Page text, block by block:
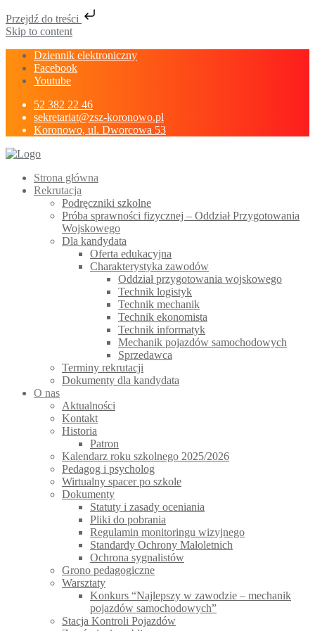
Przejdź do treści
Skip to content
Dziennik elektroniczny
Facebook
Youtube
52 382 22 46
sekretariat@zsz-koronowo.pl
Koronowo, ul. Dworcowa 53
Strona główna
Rekrutacja
Podręczniki szkolne
Próba sprawności fizycznej – Oddział Przygotowania
Wojskowego
Dla kandydata
Oferta edukacyjna
Charakterystyka zawodów
Oddział przygotowania wojskowego
Technik logistyk
Technik mechanik
Technik ekonomista
Technik informatyk
Mechanik pojazdów samochodowych
Sprzedawca
Terminy rekrutacji
Dokumenty dla kandydata
O nas
Aktualności
Kontakt
Historia
Patron
Kalendarz roku szkolnego 2025/2026
Pedagog i psycholog
Wirtualny spacer po szkole
Dokumenty
Statuty i zasady oceniania
Pliki do pobrania
Regulamin monitoringu wizyjnego
Standardy Ochrony Małoletnich
Ochrona sygnalistów
Grono pedagogiczne
Warsztaty
Konkurs “Najlepszy w zawodzie – mechanik
pojazdów samochodowych”
Stacja Kontroli Pojazdów